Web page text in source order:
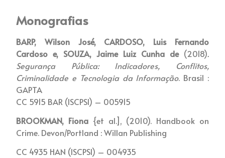
Monografias
BARP, Wilson José, CARDOSO, Luis Fernando
Cardoso e, SOUZA, Jaime Luiz Cunha de(2018).
Segurança Pública: Indicadores, Conflitos,
Criminalidade e Tecnologia da Informação. Brasil :
GAPTA
CC 5915 BAR (ISCPSI) – 005915
BROOKMAN, Fiona {et al.], (2010). Handbook on
Crime. Devon/Portland : Willan Publishing
CC 4935 HAN (ISCPSI) – 004935